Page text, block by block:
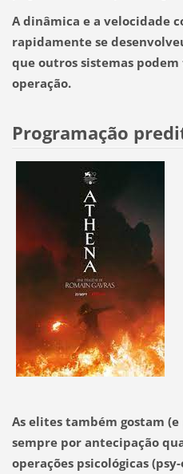
A dinâmica e a velocidade
rapidamente se
que outros sistemas
operação.
Programação
As elites também gostam
sempre por antecipação
operações psicológicas